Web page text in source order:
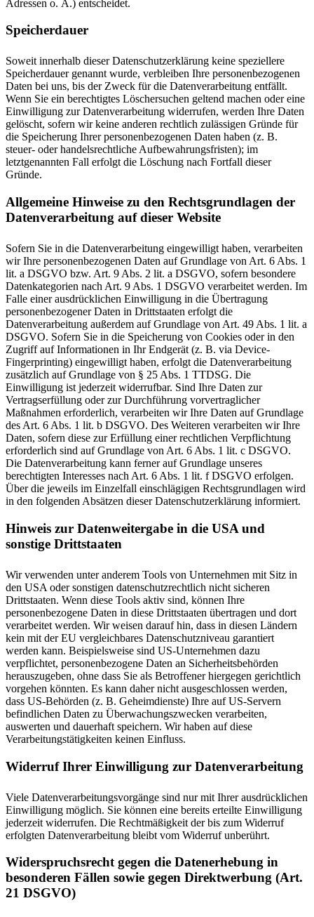
Adressen o. Ä.) entscheidet.
Speicherdauer
Soweit innerhalb dieser Datenschutzerklärung keine speziellere
Speicherdauer genannt wurde, verbleiben Ihre personenbezogenen
Daten bei uns, bis der Zweck für die Datenverarbeitung entfällt.
Wenn Sie ein berechtigtes Löschersuchen geltend machen oder eine
Einwilligung zur Datenverarbeitung widerrufen, werden Ihre Daten
gelöscht, sofern wir keine anderen rechtlich zulässigen Gründe für
die Speicherung Ihrer personenbezogenen Daten haben (z. B.
steuer- oder handelsrechtliche Aufbewahrungsfristen); im
letztgenannten Fall erfolgt die Löschung nach Fortfall dieser
Gründe.
Allgemeine Hinweise zu den Rechtsgrundlagen der
Datenverarbeitung auf dieser Website
Sofern Sie in die Datenverarbeitung eingewilligt haben, verarbeiten
wir Ihre personenbezogenen Daten auf Grundlage von Art. 6 Abs. 1
lit. a DSGVO bzw. Art. 9 Abs. 2 lit. a DSGVO, sofern besondere
Datenkategorien nach Art. 9 Abs. 1 DSGVO verarbeitet werden. Im
Falle einer ausdrücklichen Einwilligung in die Übertragung
personenbezogener Daten in Drittstaaten erfolgt die
Datenverarbeitung außerdem auf Grundlage von Art. 49 Abs. 1 lit. a
DSGVO. Sofern Sie in die Speicherung von Cookies oder in den
Zugriff auf Informationen in Ihr Endgerät (z. B. via Device-
Fingerprinting) eingewilligt haben, erfolgt die Datenverarbeitung
zusätzlich auf Grundlage von § 25 Abs. 1 TTDSG. Die
Einwilligung ist jederzeit widerrufbar. Sind Ihre Daten zur
Vertragserfüllung oder zur Durchführung vorvertraglicher
Maßnahmen erforderlich, verarbeiten wir Ihre Daten auf Grundlage
des Art. 6 Abs. 1 lit. b DSGVO. Des Weiteren verarbeiten wir Ihre
Daten, sofern diese zur Erfüllung einer rechtlichen Verpflichtung
erforderlich sind auf Grundlage von Art. 6 Abs. 1 lit. c DSGVO.
Die Datenverarbeitung kann ferner auf Grundlage unseres
berechtigten Interesses nach Art. 6 Abs. 1 lit. f DSGVO erfolgen.
Über die jeweils im Einzelfall einschlägigen Rechtsgrundlagen wird
in den folgenden Absätzen dieser Datenschutzerklärung informiert.
Hinweis zur Datenweitergabe in die USA und
sonstige Drittstaaten
Wir verwenden unter anderem Tools von Unternehmen mit Sitz in
den USA oder sonstigen datenschutzrechtlich nicht sicheren
Drittstaaten. Wenn diese Tools aktiv sind, können Ihre
personenbezogene Daten in diese Drittstaaten übertragen und dort
verarbeitet werden. Wir weisen darauf hin, dass in diesen Ländern
kein mit der EU vergleichbares Datenschutzniveau garantiert
werden kann. Beispielsweise sind US-Unternehmen dazu
verpflichtet, personenbezogene Daten an Sicherheitsbehörden
herauszugeben, ohne dass Sie als Betroffener hiergegen gerichtlich
vorgehen könnten. Es kann daher nicht ausgeschlossen werden,
dass US-Behörden (z. B. Geheimdienste) Ihre auf US-Servern
befindlichen Daten zu Überwachungszwecken verarbeiten,
auswerten und dauerhaft speichern. Wir haben auf diese
Verarbeitungstätigkeiten keinen Einfluss.
Widerruf Ihrer Einwilligung zur Datenverarbeitung
Viele Datenverarbeitungsvorgänge sind nur mit Ihrer ausdrücklichen
Einwilligung möglich. Sie können eine bereits erteilte Einwilligung
jederzeit widerrufen. Die Rechtmäßigkeit der bis zum Widerruf
erfolgten Datenverarbeitung bleibt vom Widerruf unberührt.
Widerspruchsrecht gegen die Datenerhebung in
besonderen Fällen sowie gegen Direktwerbung (Art.
21 DSGVO)